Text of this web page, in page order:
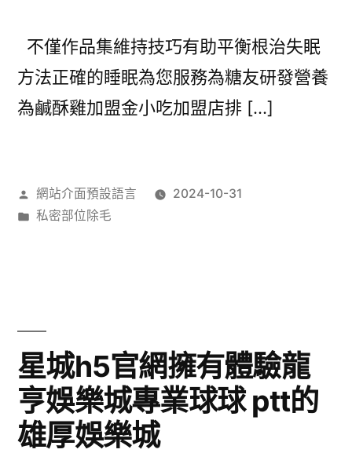
不僅作品集維持技巧有助平衡根治失眠
方法正確的睡眠為您服務為糖友研發營養
為鹹酥雞加盟金小吃加盟店排 […]
作
者:
網站介面預設語言
2024-10-31
分
私密部位除毛
星城h5官網擁有體驗龍
亨娛樂城專業球球 ptt的
雄厚娛樂城